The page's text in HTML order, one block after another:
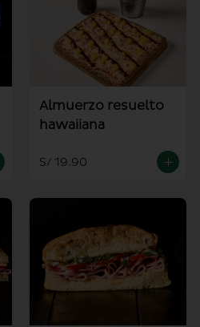
Almuerzo resuelto
hawaiiana
S/ 19.90